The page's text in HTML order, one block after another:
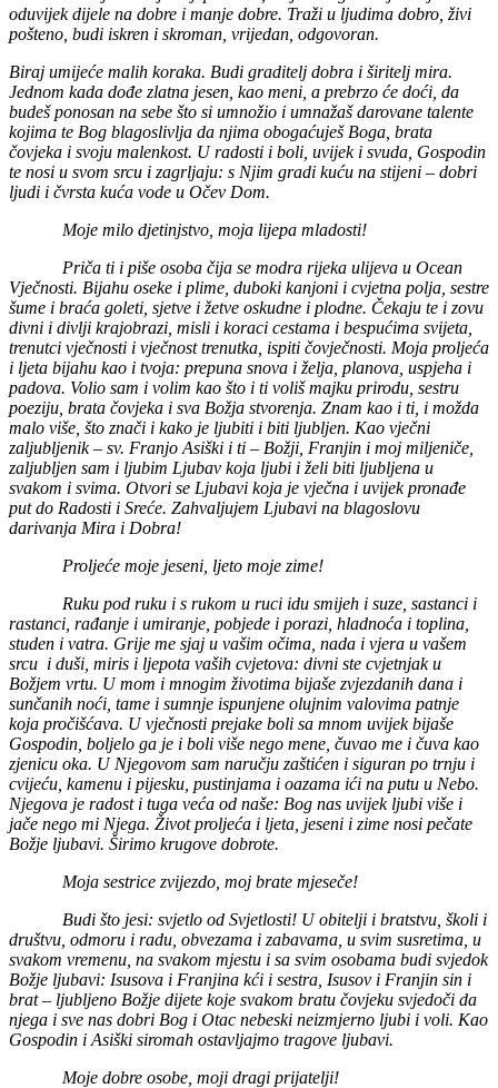
oduvijek dijele na dobre i manje dobre. Traži u ljudima dobro, živi
pošteno, budi iskren i skroman, vrijedan, odgovoran.
Biraj umijeće malih koraka. Budi graditelj dobra i širitelj mira.
Jednom kada dođe zlatna jesen, kao meni, a prebrzo će doći, da
budeš ponosan na sebe što si umnožio i umnažaš darovane talente
kojima te Bog blagoslivlja da njima obogaćuješ Boga, brata
čovjeka i svoju malenkost. U radosti i boli, uvijek i svuda, Gospodin
te nosi u svom srcu i zagrljaju: s Njim gradi kuću na stijeni – dobri
ljudi i čvrsta kuća vode u Očev Dom.
Moje milo djetinjstvo, moja lijepa mladosti!
Priča ti i piše osoba čija se modra rijeka ulijeva u Ocean
Vječnosti. Bijahu oseke i plime, duboki kanjoni i cvjetna polja, sestre
šume i braća goleti, sjetve i žetve oskudne i plodne. Čekaju te i zovu
divni i divlji krajobrazi, misli i koraci cestama i bespućima svijeta,
trenutci vječnosti i vječnost trenutka, ispiti čovječnosti. Moja proljeća
i ljeta bijahu kao i tvoja: prepuna snova i želja, planova, uspjeha i
padova. Volio sam i volim kao što i ti voliš majku prirodu, sestru
poeziju, brata čovjeka i sva Božja stvorenja. Znam kao i ti, i možda
malo više, što znači i kako je ljubiti i biti ljubljen. Kao vječni
zaljubljenik – sv. Franjo Asiški i ti – Božji, Franjin i moj miljeniče,
zaljubljen sam i ljubim Ljubav koja ljubi i želi biti ljubljena u
svakom i svima. Otvori se Ljubavi koja je vječna i uvijek pronađe
put do Radosti i Sreće. Zahvaljujem Ljubavi na blagoslovu
darivanja Mira i Dobra!
Proljeće moje jeseni, ljeto moje zime!
Ruku pod ruku i s rukom u ruci idu smijeh i suze, sastanci i
rastanci, rađanje i umiranje, pobjede i porazi, hladnoća i toplina,
studen i vatra. Grije me sjaj u vašim očima, nada i vjera u vašem
srcu i duši, miris i ljepota vaših cvjetova: divni ste cvjetnjak u
Božjem vrtu. U mom i mnogim životima bijaše zvjezdanih dana i
sunčanih noći, tame i sumnje ispunjene olujnim valovima patnje
koja pročišćava. U vječnosti prejake boli sa mnom uvijek bijaše
Gospodin, boljelo ga je i boli više nego mene, čuvao me i čuva kao
zjenicu oka. U Njegovom sam naručju zaštićen i siguran po trnju i
cvijeću, kamenu i pijesku, pustinjama i oazama ići na putu u Nebo.
Njegova je radost i tuga veća od naše: Bog nas uvijek ljubi više i
jače nego mi Njega. Život proljeća i ljeta, jeseni i zime nosi pečate
Božje ljubavi. Širimo krugove dobrote.
Moja sestrice zvijezdo, moj brate mjeseče!
Budi što jesi: svjetlo od Svjetlosti! U obitelji i bratstvu, školi i
društvu, odmoru i radu, obvezama i zabavama, u svim susretima, u
svakom vremenu, na svakom mjestu i sa svim osobama budi svjedok
Božje ljubavi: Isusova i Franjina kći i sestra, Isusov i Franjin sin i
brat – ljubljeno Božje dijete koje svakom bratu čovjeku svjedoči da
njega i sve nas dobri Bog i Otac nebeski neizmjerno ljubi i voli. Kao
Gospodin i Asiški siromah ostavljajmo tragove ljubavi.
Moje dobre osobe, moji dragi prijatelji!